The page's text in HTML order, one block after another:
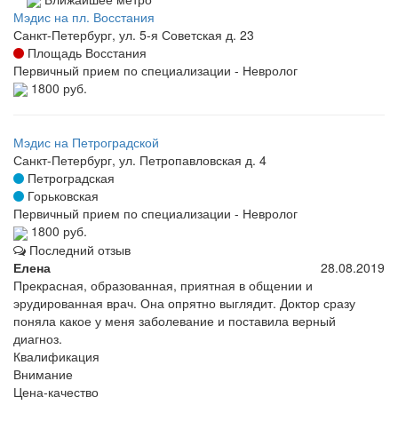
Мэдис на пл. Восстания
Санкт-Петербург, ул. 5-я Советская д. 23
Площадь Восстания
Первичный прием по специализации - Невролог
1800 руб.
Мэдис на Петроградской
Санкт-Петербург, ул. Петропавловская д. 4
Петроградская
Горьковская
Первичный прием по специализации - Невролог
1800 руб.
Последний отзыв
Елена
28.08.2019
Прекрасная, образованная, приятная в общении и
эрудированная врач. Она опрятно выглядит. Доктор сразу
поняла какое у меня заболевание и поставила верный
диагноз.
Квалификация
Внимание
Цена-качество